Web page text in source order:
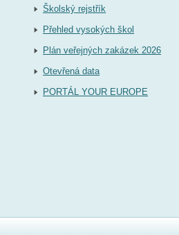
Školský rejstřík
Přehled vysokých škol
Plán veřejných zakázek 2026
Otevřená data
PORTÁL YOUR EUROPE